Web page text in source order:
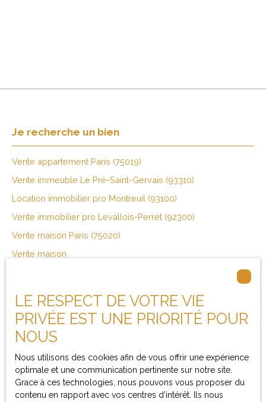
Je recherche un bien
Vente appartement Paris (75019)
Vente immeuble Le Pré-Saint-Gervais (93310)
Location immobilier pro Montreuil (93100)
Vente immobilier pro Levallois-Perret (92300)
Vente maison Paris (75020)
Vente maison
Je suis propriétaire
Estimez votre bien
Espace vendeur
Vendre avec nous
LE RESPECT DE VOTRE VIE
PRIVÉE EST UNE PRIORITÉ POUR
NOUS
Nous utilisons des cookies afin de vous offrir une expérience
optimale et une communication pertinente sur notre site.
Grace à ces technologies, nous pouvons vous proposer du
contenu en rapport avec vos centres d'intérêt. Ils nous